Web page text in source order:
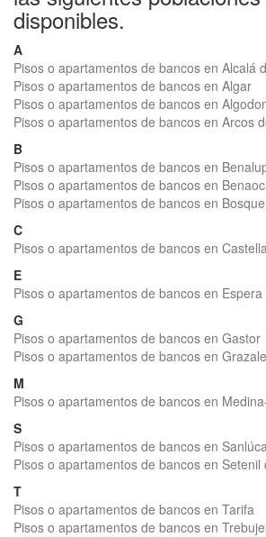
disponibles.
A
Pisos o apartamentos de bancos en Alcalá
Pisos o apartamentos de bancos en Algar
Pisos o apartamentos de bancos en
Pisos o apartamentos de bancos en Arcos
B
Pisos o apartamentos de bancos en
Pisos o apartamentos de bancos en
Pisos o apartamentos de bancos en Bosque
C
Pisos o apartamentos de bancos en
E
Pisos o apartamentos de bancos en Espera
G
Pisos o apartamentos de bancos en Gastor
Pisos o apartamentos de bancos en
M
Pisos o apartamentos de bancos en
S
Pisos o apartamentos de bancos en
Pisos o apartamentos de bancos en Setenil
T
Pisos o apartamentos de bancos en Tarifa
Pisos o apartamentos de bancos en